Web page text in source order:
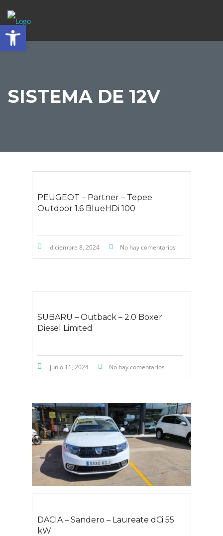
Abrir barra de herramientas
SISTEMA DE 12V
PEUGEOT – Partner – Tepee
Outdoor 1.6 BlueHDi 100
diciembre 8, 2024 No hay comentarios
SUBARU – Outback – 2.0 Boxer
Diesel Limited
junio 11, 2024 No hay comentarios
DACIA – Sandero – Laureate dCi 55
kW